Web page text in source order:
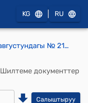
KG RU
КР 2015-жылдын 3-августундагы № 214 "Калкты иш менен камсыз кылууга көмөктөшүү жөнүндө" Мыйзамы
Шилтеме документтер
Салыштыруу